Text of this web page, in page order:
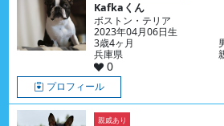
Kafkaくん
ボストン・テリア
2023年04月06日生
3歳4ヶ月
兵庫県
0
プロフィール
親戚あり